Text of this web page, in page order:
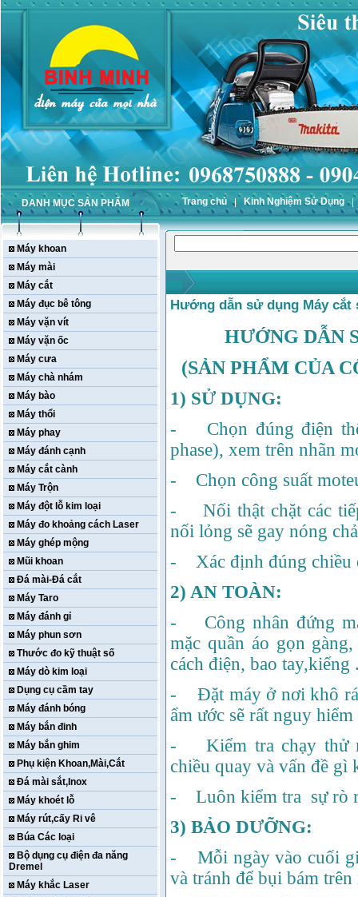
DANH MỤC SẢN PHẨM Trang chủ Kinh Nghiệm Sử Dụng
Máy khoan
Máy mài
Máy cắt
Máy đục bê tông
Máy vặn vít
Máy vặn ốc
Máy cưa
Máy chà nhám
Máy bào
Máy thổi
Máy phay
Máy đánh cạnh
Máy cắt cành
Máy Trộn
Máy đột lỗ kim loại
Máy đo khoảng cách Laser
Máy ghép mộng
Mũi khoan
Đá mài-Đá cắt
Máy Taro
Máy đánh gỉ
Máy phun sơn
Thước đo kỹ thuật số
Máy dò kim loại
Dụng cụ cầm tay
Máy đánh bóng
Máy bắn đinh
Máy bắn ghim
Phụ kiện Khoan,Mài,Cắt
Đá mài sắt,Inox
Máy khoét lỗ
Máy rút,cấy Ri vê
Búa Các loại
Bộ dụng cụ điện đa năng
Dremel
Máy khắc Laser
Hướng dẫn sử dụng Máy cắt
HƯỚNG DẪN
(SẢN PHẨM CỦA
1) SỬ DỤNG:
- Chọn đúng điện thế
phase), xem trên nhãn
- Chọn công suất
- Nối thật chặt các
nối lỏng sẽ gay nóng
- Xác định đúng chiều
2) AN TOÀN:
- Công nhân đứng
mặc quần áo gọn
cách điện, bao tay,kiếng
- Đặt máy ở nơi khô
ẩm ước sẽ rất nguy
- Kiểm tra chạy thử
chiều quay và vấn đề gì
- Luôn kiểm tra sự rò
3) BẢO DƯỠNG:
- Mỗi ngày vào cuối
và tránh để bụi bám trên